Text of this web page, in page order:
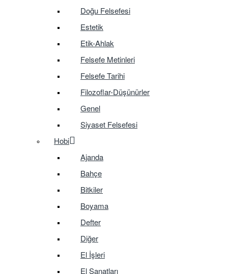
Doğu Felsefesi
Estetik
Etik-Ahlak
Felsefe Metinleri
Felsefe Tarihi
Filozoflar-Düşünürler
Genel
Siyaset Felsefesi
Hobi
Ajanda
Bahçe
Bitkiler
Boyama
Defter
Diğer
El İşleri
El Sanatları